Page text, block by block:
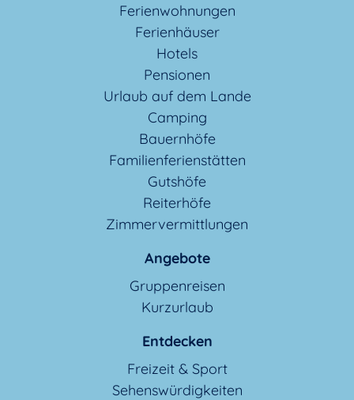
Ferienwohnungen
Ferienhäuser
Hotels
Pensionen
Urlaub auf dem Lande
Camping
Bauernhöfe
Familienferienstätten
Gutshöfe
Reiterhöfe
Zimmervermittlungen
Angebote
Gruppenreisen
Kurzurlaub
Entdecken
Freizeit & Sport
Sehenswürdigkeiten